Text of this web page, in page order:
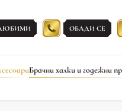
ОБАДИ СЕ
Брачни халки и годежни